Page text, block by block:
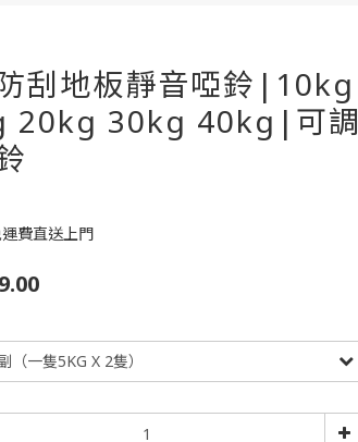
刮地板靜音啞鈴|10kg
20kg 30kg 40kg|可調
費直送上門